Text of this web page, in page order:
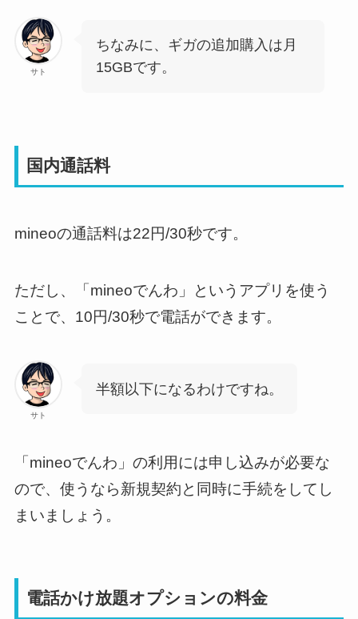
サト
ちなみに、ギガの追加購入は月
15GBです。
国内通話料
mineoの通話料は22円/30秒です。
ただし、「mineoでんわ」というアプリを使う
ことで、10円/30秒で電話ができます。
サト
半額以下になるわけですね。
「mineoでんわ」の利用には申し込みが必要な
ので、使うなら新規契約と同時に手続をしてし
まいましょう。
電話かけ放題オプションの料金